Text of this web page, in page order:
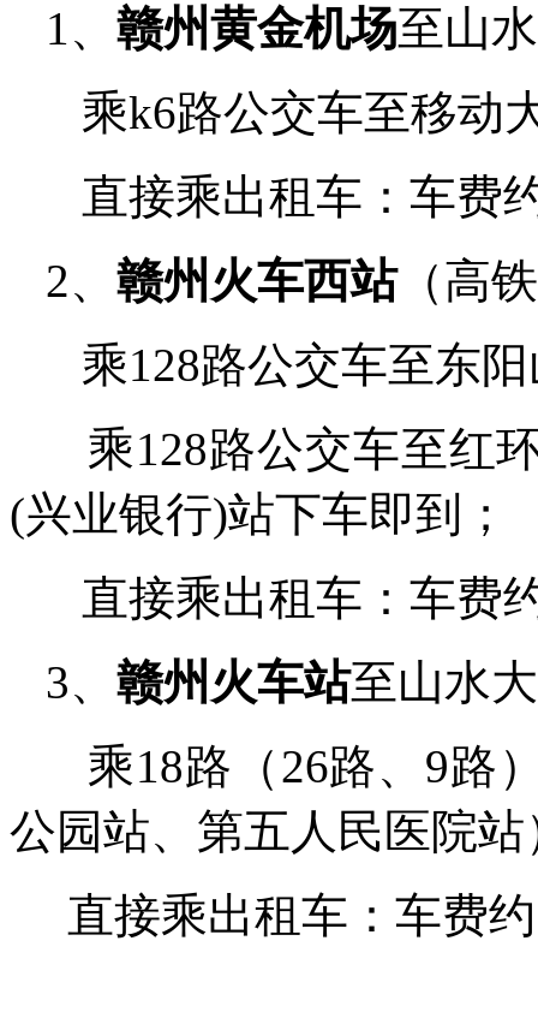
1、 赣州黄金机场至山
乘k6路公交车至移动
直接乘出租车：车费
2、 赣州 火车西站（高
乘128路公交车至东
乘128路公交车至红
(兴业银行)站下车即到；
直接乘出租车：车费
3、 赣州 火车站至山水
乘18路（26路、 9路
公园站、第五人民医院站
直接乘出租车：车费约